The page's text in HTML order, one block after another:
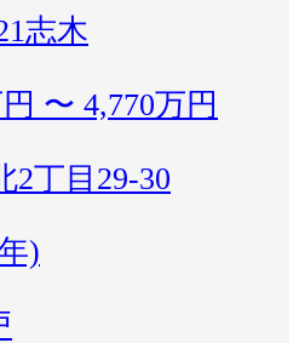
志木
〜 4,770万円
2丁目29-30
)